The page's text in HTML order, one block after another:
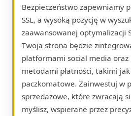
Bezpieczeństwo zapewniamy
SSL, a wysoką pozycję w
zaawansowanej optymalizacji
Twoja strona będzie
platformami social media oraz
metodami płatności, takimi
paczkomatowe. Zainwestuj w
sprzedażowe, które zwracają
myślisz, wspierane przez